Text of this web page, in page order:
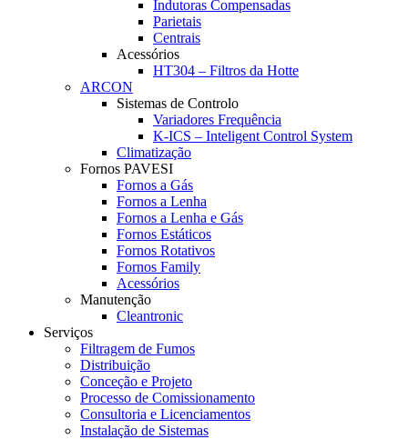
Indutoras Compensadas
Parietais
Centrais
Acessórios
HT304 – Filtros da Hotte
ARCON
Sistemas de Controlo
Variadores Frequência
K-ICS – Inteligent Control System
Climatização
Fornos PAVESI
Fornos a Gás
Fornos a Lenha
Fornos a Lenha e Gás
Fornos Estáticos
Fornos Rotativos
Fornos Family
Acessórios
Manutenção
Cleantronic
Serviços
Filtragem de Fumos
Distribuição
Conceção e Projeto
Processo de Comissionamento
Consultoria e Licenciamentos
Instalação de Sistemas